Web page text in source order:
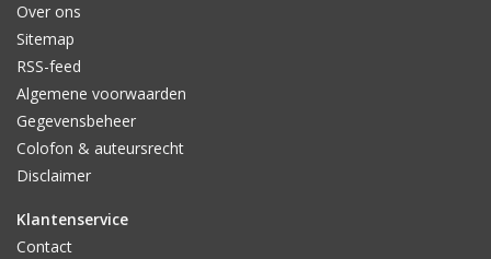
Over ons
Sitemap
RSS-feed
Algemene voorwaarden
Gegevensbeheer
Colofon & auteursrecht
Disclaimer
Klantenservice
Contact